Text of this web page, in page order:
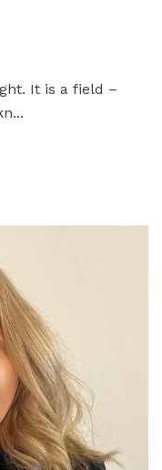
It is a field –